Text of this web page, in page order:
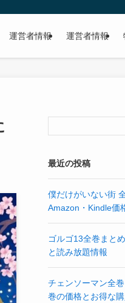
運営者情報 運営者情報
最近の投稿
僕だけがいない街
Amazon・Kindle価
ゴルゴ13全巻まと
と読み放題情報
チェンソーマン全
巻の価格とお得な